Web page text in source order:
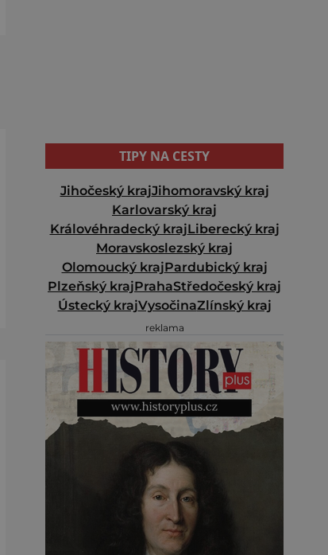
TIPY NA CESTY
Jihočeský krajJihomoravský kraj
Karlovarský kraj
Královéhradecký krajLiberecký kraj
Moravskoslezský kraj
Olomoucký krajPardubický kraj
Plzeňský krajPrahaStředočeský kraj
Ústecký krajVysočinaZlínský kraj
reklama